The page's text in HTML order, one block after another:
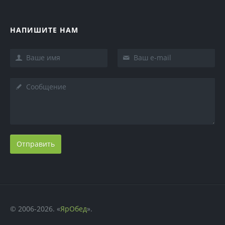
НАПИШИТЕ НАМ
Отправить
© 2006-2026. «ЯрОбед».